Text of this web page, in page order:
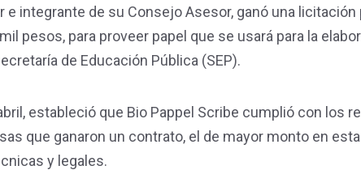
e integrante de su Consejo Asesor, ganó una
pesos, para proveer papel que se usará para la
de Educación Pública (SEP).
estableció que Bio Pappel Scribe cumplió con los
que ganaron un contrato, el de mayor monto en
y legales.